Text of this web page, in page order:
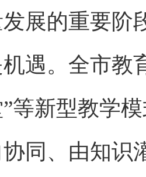
发展的重要阶
遇。全市教
等新型教学
同、由知识